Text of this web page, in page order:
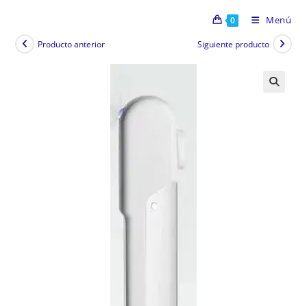
0 Menú
Producto anterior Siguiente producto